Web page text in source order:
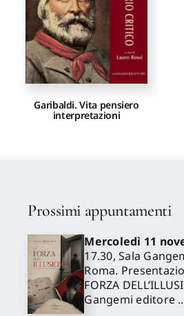
Gangemi Editore
Newsletter
Garibaldi. Vita pensiero
interpretazioni
Prossimi appuntamenti
Mercoledì 11
17.30, Sala
Roma.
FORZA
Gangemi editore